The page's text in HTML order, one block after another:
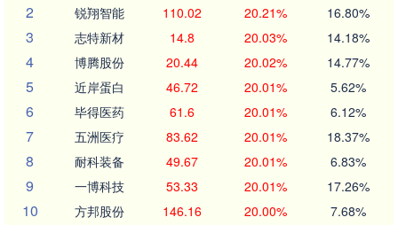
2 锐翔智能 110.02 20.21% 16.80%
3 志特新材 14.8 20.03% 14.18%
4 博腾股份 20.44 20.02% 14.77%
5 近岸蛋白 46.72 20.01% 5.62%
6 毕得医药 61.6 20.01% 6.12%
7 五洲医疗 83.62 20.01% 18.37%
8 耐科装备 49.67 20.01% 6.83%
9 一博科技 53.33 20.01% 17.26%
10 方邦股份 146.16 20.00% 7.68%